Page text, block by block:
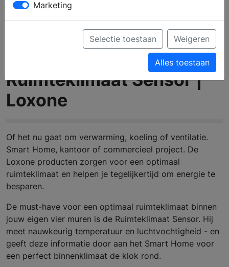
Ruimteklimaat Sensor |
Loxone
Of het nu gaat om verwarming, koeling of ventilatie.
Smart Home, kantoor of commercieel project. De
Loxone producten zorgen voor een optimaal
ruimteklimaat en helpen je tegelijkertijd om energie te
besparen.
De must-have voor een optimaal ruimteklimaat binnen
jouw eigen vier muren is de Ruimteklimaat Sensor. Hij
meet nauwkeurig temperatuur en luchtvochtigheid - en
geeft deze informatie door aan het Smart Home voor
een perfect binnenklimaat de klok rond.
Marketing
Selectie toestaan Weigeren
Alles toestaan